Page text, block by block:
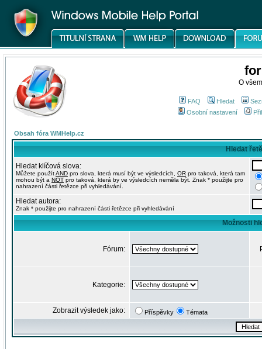
O
FAQ Hledat
Osobní nastavení
Obsah fóra WMHelp.cz
Hledat
Hledat klíčová slova:
Můžete použítAND pro slova, která musí být ve výsledcích, OR pro taková, která tam
mohou být a NOT pro taková, která by ve výsledcích neměla být. Znak * použijte pro
nahrazení části řetězce při vyhledávání.
Hledat autora:
Znak * použijte pro nahrazení části řetězce při vyhledávání
Možnosti
Fórum:
Kategorie:
Zobrazit výsledek jako: Příspěvky Témata